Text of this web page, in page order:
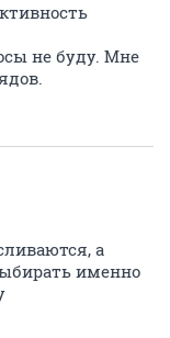
не буду. Мне
а
именно